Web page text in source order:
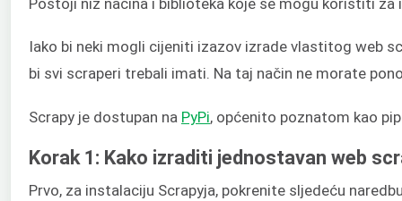
Iako bi neki mogli cijeniti izazov izrade vlastitog web
bi svi scraperi trebali imati. Na taj način ne morate
Scrapy je dostupan na PyPi, općenito poznatom kao
Korak 1: Kako izraditi jednostavan web
Prvo, za instalaciju Scrapyja, pokrenite sljedeću